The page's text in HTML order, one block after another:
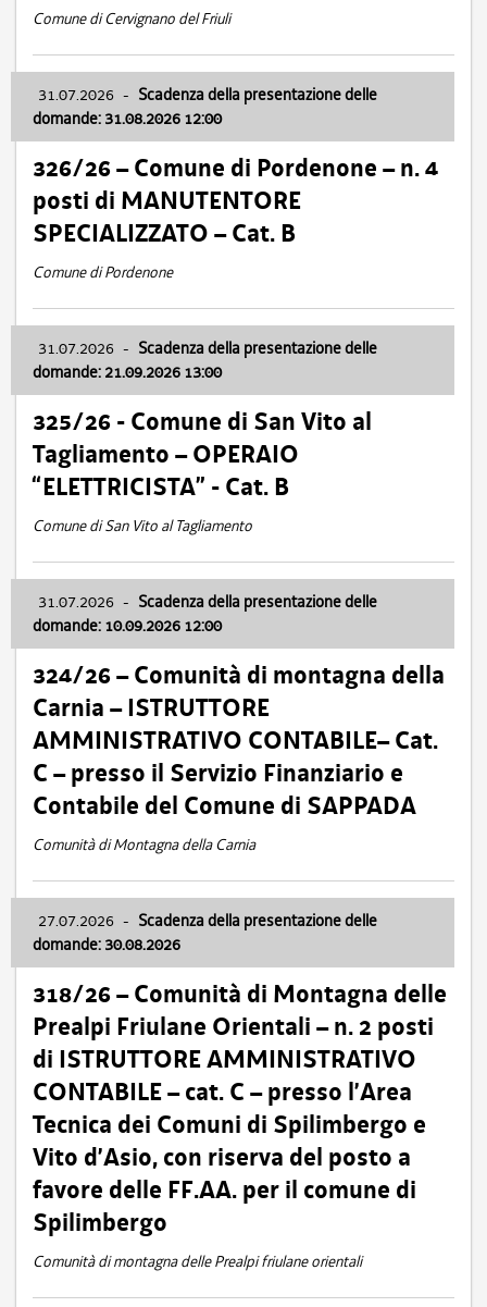
Comune di Cervignano del Friuli
31.07.2026 - Scadenza della presentazione delle
domande: 31.08.2026 12:00
326/26 – Comune di Pordenone – n. 4
posti di MANUTENTORE
SPECIALIZZATO – Cat. B
Comune di Pordenone
31.07.2026 - Scadenza della presentazione delle
domande: 21.09.2026 13:00
325/26 - Comune di San Vito al
Tagliamento – OPERAIO
“ELETTRICISTA” - Cat. B
Comune di San Vito al Tagliamento
31.07.2026 - Scadenza della presentazione delle
domande: 10.09.2026 12:00
324/26 – Comunità di montagna della
Carnia – ISTRUTTORE
AMMINISTRATIVO CONTABILE– Cat.
C – presso il Servizio Finanziario e
Contabile del Comune di SAPPADA
Comunità di Montagna della Carnia
27.07.2026 - Scadenza della presentazione delle
domande: 30.08.2026
318/26 – Comunità di Montagna delle
Prealpi Friulane Orientali – n. 2 posti
di ISTRUTTORE AMMINISTRATIVO
CONTABILE – cat. C – presso l’Area
Tecnica dei Comuni di Spilimbergo e
Vito d’Asio, con riserva del posto a
favore delle FF.AA. per il comune di
Spilimbergo
Comunità di montagna delle Prealpi friulane orientali